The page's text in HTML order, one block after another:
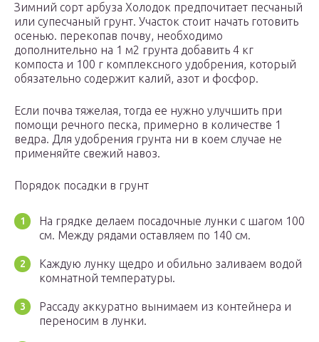
Зимний сорт арбуза Холодок предпочитает песчаный
или супесчаный грунт. Участок стоит начать готовить
осенью. перекопав почву, необходимо
дополнительно на 1 м2 грунта добавить 4 кг
компоста и 100 г комплексного удобрения, который
обязательно содержит калий, азот и фосфор.
Если почва тяжелая, тогда ее нужно улучшить при
помощи речного песка, примерно в количестве 1
ведра. Для удобрения грунта ни в коем случае не
применяйте свежий навоз.
Порядок посадки в грунт
На грядке делаем посадочные лунки с шагом 100
см. Между рядами оставляем по 140 см.
Каждую лунку щедро и обильно заливаем водой
комнатной температуры.
Рассаду аккуратно вынимаем из контейнера и
переносим в лунки.